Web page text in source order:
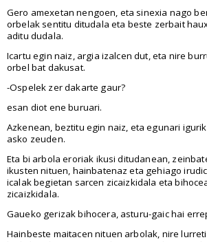
Gero amexetan nengoen, eta sinexia nago
orbelak sentitu ditudala eta beste zerbait
aditu dudala.
Icartu egin naiz, argia izalcen dut, eta nire
orbel bat dakusat.
-Ospelek zer dakarte gaur?
esan diot ene buruari.
Azkenean, beztitu egin naiz, eta egunari
asko zeuden.
Eta bi arbola eroriak ikusi ditudanean,
ikusten nituen, hainbatenaz eta gehiago
icalak begietan sarcen zicaizkidala eta
zicaizkidala.
Gaueko gerizak bihocera, asturu-gaic hai
Hainbeste maitacen nituen arbolak, nire